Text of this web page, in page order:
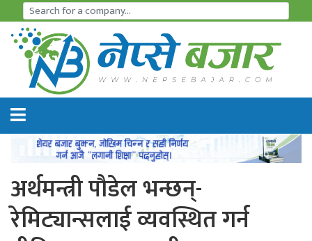
समाचार
अर्थतन्त्र
शेयर
बजार
आइ
पि
अर्थमन्त्री पौडेल भन्छन्-
रेमिट्यान्सलाई व्यवस्थित गर्न